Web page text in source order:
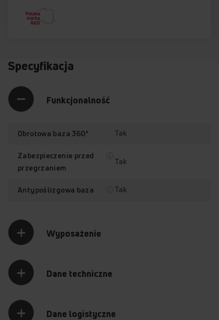
Specyfikacja
Funkcjonalność
Obrotowa baza 360° Tak
Zabezpieczenie przed
przegrzaniem
Tak
Antypoślizgowa baza Tak
Wyposażenie
Dane techniczne
Dane logistyczne